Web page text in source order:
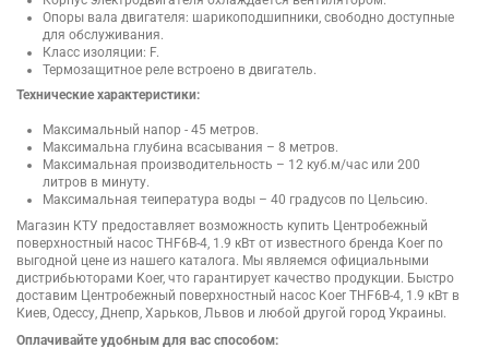
Опоры вала двигателя: шарикоподшипники, свободно доступные
для обслуживания.
Класс изоляции: F.
Термозащитное реле встроено в двигатель.
Технические характеристики:
Максимальный напор - 45 метров.
Максимальна глубина всасывания – 8 метров.
Максимальная производительность – 12 куб.м/час или 200
литров в минуту.
Максимальная теипература воды – 40 градусов по Цельсию.
Магазин КТУ предоставляет возможность купить Центробежный
поверхностный насос THF6B-4, 1.9 кВт от известного бренда Koer по
выгодной цене из нашего каталога. Мы являемся официальными
дистрибьюторами Koer, что гарантирует качество продукции. Быстро
доставим Центробежный поверхностный насос Koer THF6B-4, 1.9 кВт в
Киев, Одессу, Днепр, Харьков, Львов и любой другой город Украины.
Оплачивайте удобным для вас способом: